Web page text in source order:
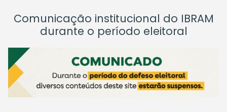
Comunicação institucional do IBRAM
durante o período eleitoral